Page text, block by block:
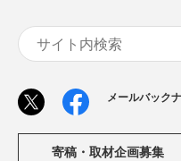
メールバック
寄稿・取材企画募集